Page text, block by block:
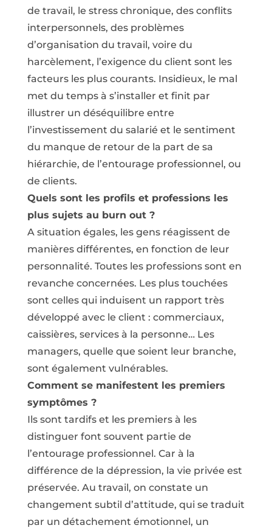
de travail, le stress chronique, des conflits
interpersonnels, des problèmes
d’organisation du travail, voire du
harcèlement, l’exigence du client sont les
facteurs les plus courants. Insidieux, le mal
met du temps à s’installer et finit par
illustrer un déséquilibre entre
l’investissement du salarié et le sentiment
du manque de retour de la part de sa
hiérarchie, de l’entourage professionnel, ou
de clients.
Quels sont les profils et professions les
plus sujets au burn out ?
A situation égales, les gens réagissent de
manières différentes, en fonction de leur
personnalité. Toutes les professions sont en
revanche concernées. Les plus touchées
sont celles qui induisent un rapport très
développé avec le client : commerciaux,
caissières, services à la personne… Les
managers, quelle que soient leur branche,
sont également vulnérables.
Comment se manifestent les premiers
symptômes ?
Ils sont tardifs et les premiers à les
distinguer font souvent partie de
l’entourage professionnel. Car à la
différence de la dépression, la vie privée est
préservée. Au travail, on constate un
changement subtil d’attitude, qui se traduit
par un détachement émotionnel, un